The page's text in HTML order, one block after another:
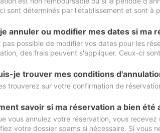
sont déterminés par l'établissement et sont à
annuler ou modifier mes dates si ma
pas possible de modifier vos dates pour les
des frais peuvent s'appliquer. Ceux-ci
je trouver mes conditions
trouverez sur votre confirmation de
savoir si ma réservation a bien été
vous annulez votre réservation, vous
votre dossier spams si nécessaire. Si vous